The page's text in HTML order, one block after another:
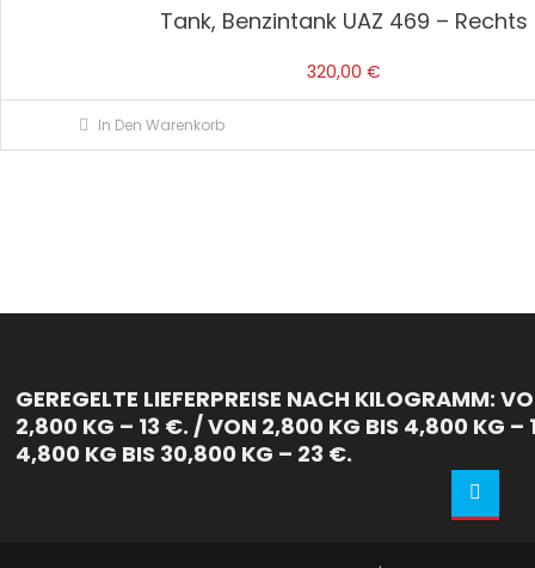
Tank, Benzintank UAZ 469 – Rechts
320,00 €
In Den Warenkorb
GEREGELTE LIEFERPREISE NACH KILOGRAMM:
2,800 KG – 13 €. / VON 2,800 KG BIS 4,800 KG –
4,800 KG BIS 30,800 KG – 23 €.